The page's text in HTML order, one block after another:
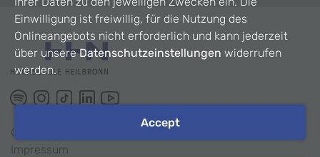
©
Impressum
Einwilligung ist freiwillig, für die Nutzung des
Onlineangebots nicht erforderlich und kann jederzeit
über unsereDatenschutzeinstellungen widerrufen
werden.
Accept